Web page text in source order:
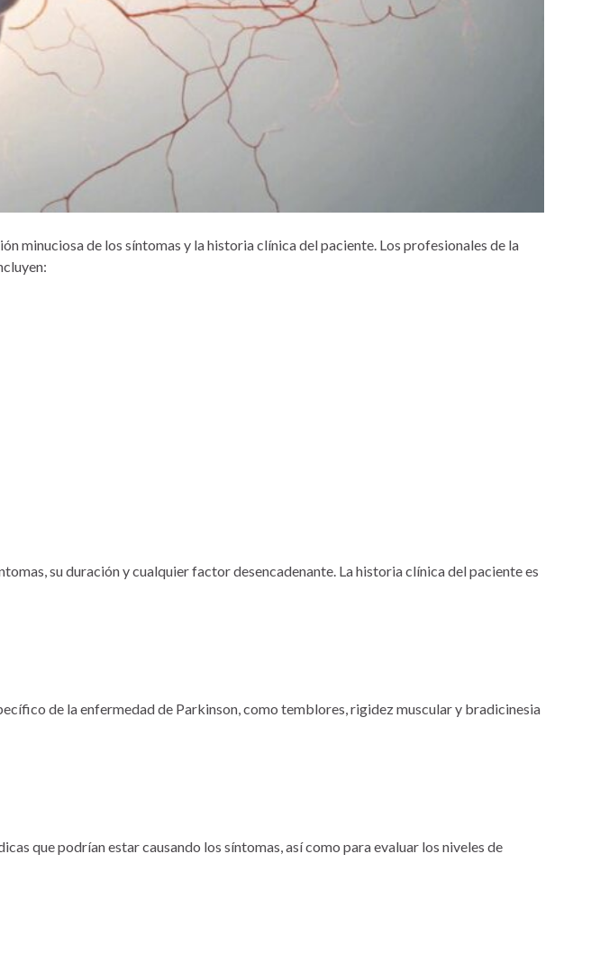
minuciosa de los síntomas y la historia clínica del paciente. Los profesionales de la
su duración y cualquier factor desencadenante. La historia clínica del paciente es
de la enfermedad de Parkinson, como temblores, rigidez muscular y bradicinesia
que podrían estar causando los síntomas, así como para evaluar los niveles de